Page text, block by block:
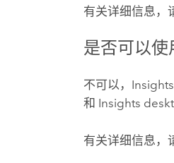
有关详细信息，
是否可以使
不可以， Insights
和 Insights
有关详细信息，